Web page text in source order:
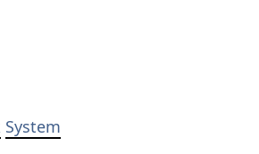
System